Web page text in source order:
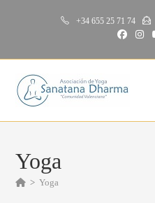
+34 655 25 71 74
Yoga
> Yoga